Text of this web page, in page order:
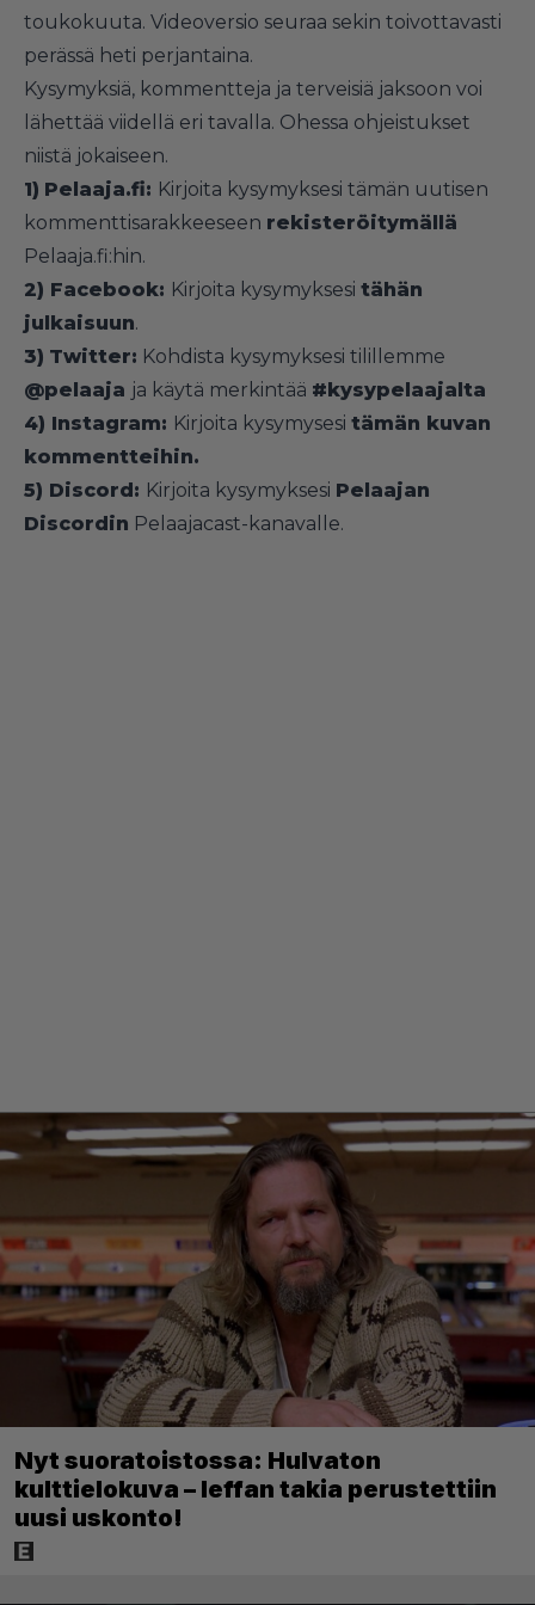
toukokuuta. Videoversio seuraa sekin toivottavasti
perässä heti perjantaina.
Kysymyksiä, kommentteja ja terveisiä jaksoon voi
lähettää viidellä eri tavalla. Ohessa ohjeistukset
niistä jokaiseen.
1) Pelaaja.fi: Kirjoita kysymyksesi tämän uutisen
kommenttisarakkeeseen rekisteröitymällä
Pelaaja.fi:hin.
2) Facebook: Kirjoita kysymyksesi tähän
julkaisuun.
3) Twitter: Kohdista kysymyksesi tilillemme
@pelaaja ja käytä merkintää #kysypelaajalta
4) Instagram: Kirjoita kysymysesi tämän kuvan
kommentteihin.
5) Discord: Kirjoita kysymyksesi Pelaajan
Discordin Pelaajacast-kanavalle.
Nyt suoratoistossa: Hulvaton
kulttielokuva – leffan takia perustettiin
uusi uskonto!